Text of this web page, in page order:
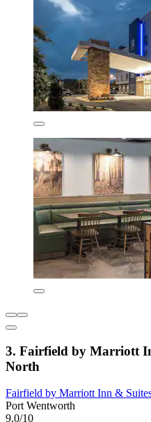
3. Fairfield by Marriott
North
Fairfield by Marriott Inn &
Port Wentworth
9,0/10